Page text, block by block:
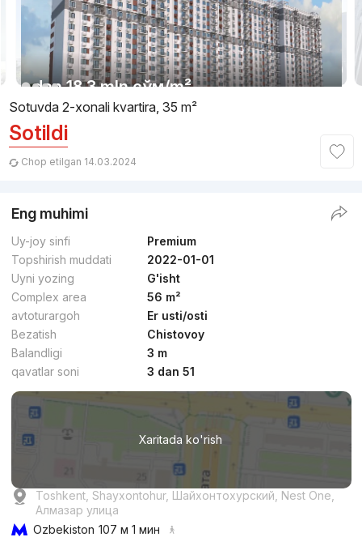
dan18.3 mln сўм/m²
Topshirildi 2023
TJ «Chaqar»
dan сўм /m²
Topshirildi,Nikolay2
2-xonali kvartira, 60 m²
+998 (90) 985...
1/13
Sotuvda 2-xonali kvartira, 35 m²
Sotildi
Chop etilgan 14.03.2024
Eng muhimi
Uy-joy sinfi
Premium
Topshirish muddati
2022-01-01
Uyni yozing
G'isht
Complex area
56 m²
avtoturargoh
Er usti/osti
Bezatish
Chistovoy
Balandligi
3 m
qavatlar soni
3 dan 51
Xaritada ko'rish
Toshkent, Shayxontohur, Шайхонтохурский, Nest One,
Алмазар улица
Ozbekiston 107 м 1 мин